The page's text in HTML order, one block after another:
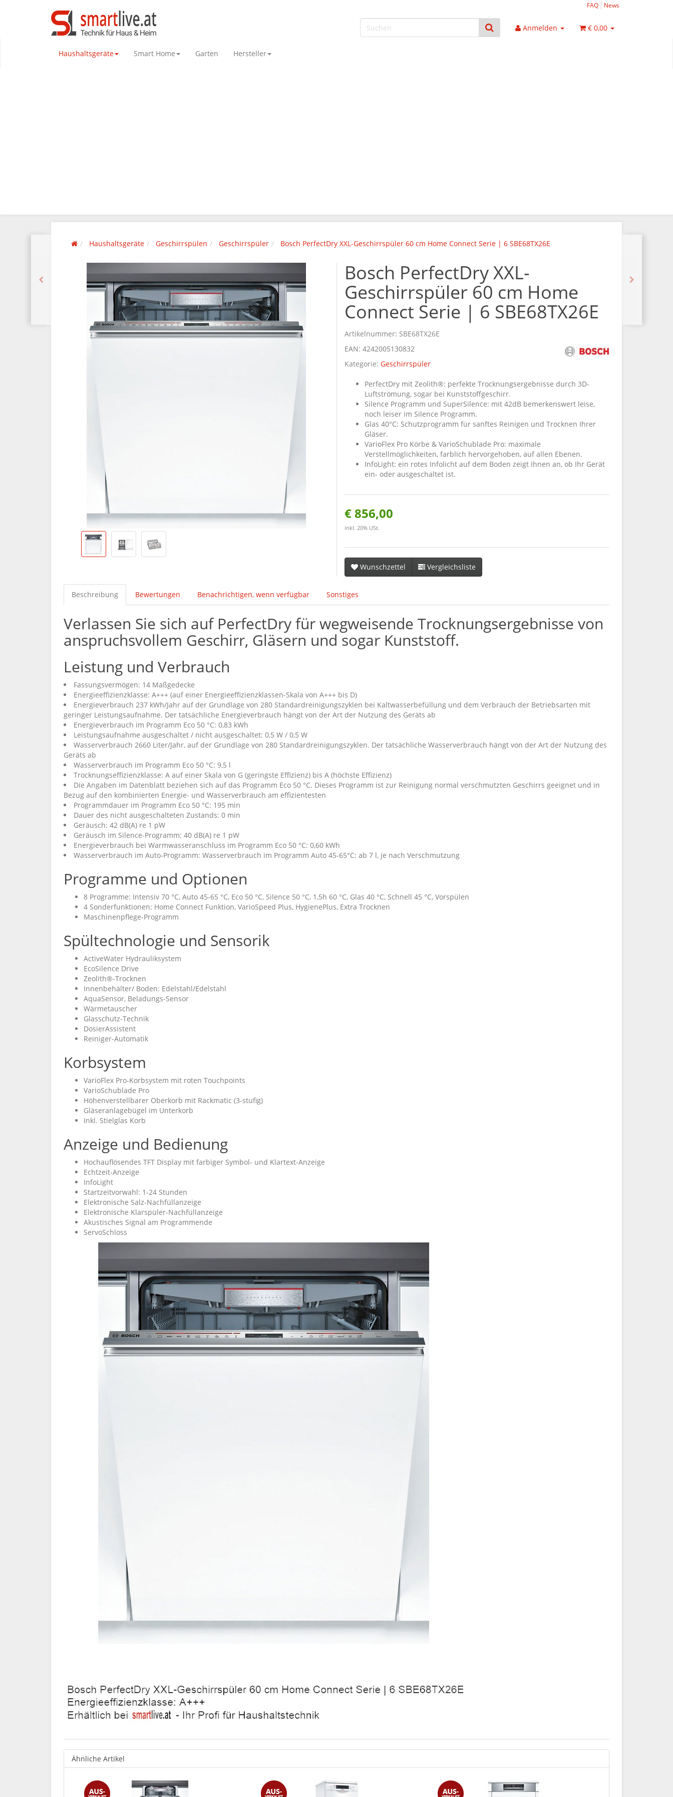
FAQ News
Anmelden € 0,00
Haushaltsgeräte Smart Home Garten Hersteller
Haushaltsgeräte Geschirrspülen Geschirrspüler Bosch PerfectDry XXL-Geschirrspüler 60 cm Home Connect Serie | 6 SBE68TX26E
Bosch PerfectDry XXL-
Geschirrspüler 60 cm Home
Connect Serie | 6 SBE68TX26E
Artikelnummer: SBE68TX26E
EAN: 4242005130832
Kategorie: Geschirrspüler
PerfectDry mit Zeolith®: perfekte Trocknungsergebnisse durch 3D-
Luftströmung, sogar bei Kunststoffgeschirr.
Silence Programm und SuperSilence: mit 42dB bemerkenswert leise,
noch leiser im Silence Programm.
Glas 40°C: Schutzprogramm für sanftes Reinigen und Trocknen Ihrer
Gläser.
VarioFlex Pro Körbe & VarioSchublade Pro: maximale
Verstellmöglichkeiten, farblich hervorgehoben, auf allen Ebenen.
InfoLight: ein rotes Infolicht auf dem Boden zeigt Ihnen an, ob Ihr Gerät
ein- oder ausgeschaltet ist.
€ 856,00
inkl. 20% USt.
Wunschzettel Vergleichsliste
Beschreibung Bewertungen Benachrichtigen, wenn verfügbar Sonstiges
Verlassen Sie sich auf PerfectDry für wegweisende Trocknungsergebnisse von
anspruchsvollem Geschirr, Gläsern und sogar Kunststoff.
Leistung und Verbrauch
Fassungsvermögen: 14 Maßgedecke
Energieeffizienzklasse: A+++ (auf einer Energieeffizienzklassen-Skala von A+++ bis D)
Energieverbrauch 237 kWh/Jahr auf der Grundlage von 280 Standardreinigungszyklen bei Kaltwasserbefüllung und dem Verbrauch der Betriebsarten mit
geringer Leistungsaufnahme. Der tatsächliche Energieverbrauch hängt von der Art der Nutzung des Geräts ab
Energieverbrauch im Programm Eco 50 °C: 0,83 kWh
Leistungsaufnahme ausgeschaltet / nicht ausgeschaltet: 0,5 W / 0,5 W
Wasserverbrauch 2660 Liter/Jahr, auf der Grundlage von 280 Standardreinigungszyklen. Der tatsächliche Wasserverbrauch hängt von der Art der Nutzung des
Geräts ab
Wasserverbrauch im Programm Eco 50 °C: 9,5 l
Trocknungseffizienzklasse: A auf einer Skala von G (geringste Effizienz) bis A (höchste Effizienz)
Die Angaben im Datenblatt beziehen sich auf das Programm Eco 50 °C. Dieses Programm ist zur Reinigung normal verschmutzten Geschirrs geeignet und in
Bezug auf den kombinierten Energie- und Wasserverbrauch am effizientesten
Programmdauer im Programm Eco 50 °C: 195 min
Dauer des nicht ausgeschalteten Zustands: 0 min
Geräusch: 42 dB(A) re 1 pW
Geräusch im Silence-Programm: 40 dB(A) re 1 pW
Energieverbrauch bei Warmwasseranschluss im Programm Eco 50 °C: 0,60 kWh
Wasserverbrauch im Auto-Programm: Wasserverbrauch im Programm Auto 45-65°C: ab 7 l, je nach Verschmutzung
Programme und Optionen
8 Programme: Intensiv 70 °C, Auto 45-65 °C, Eco 50 °C, Silence 50 °C, 1,5h 60 °C, Glas 40 °C, Schnell 45 °C, Vorspülen
4 Sonderfunktionen: Home Connect Funktion, VarioSpeed Plus, HygienePlus, Extra Trocknen
Maschinenpflege-Programm
Spültechnologie und Sensorik
ActiveWater Hydrauliksystem
EcoSilence Drive
Zeolith®-Trocknen
Innenbehälter/ Boden: Edelstahl/Edelstahl
AquaSensor, Beladungs-Sensor
Wärmetauscher
Glasschutz-Technik
DosierAssistent
Reiniger-Automatik
Korbsystem
VarioFlex Pro-Korbsystem mit roten Touchpoints
VarioSchublade Pro
Höhenverstellbarer Oberkorb mit Rackmatic (3-stufig)
Gläseranlagebügel im Unterkorb
Inkl. Stielglas Korb
Anzeige und Bedienung
Hochauflösendes TFT Display mit farbiger Symbol- und Klartext-Anzeige
Echtzeit-Anzeige
InfoLight
Startzeitvorwahl: 1-24 Stunden
Elektronische Salz-Nachfüllanzeige
Elektronische Klarspüler-Nachfüllanzeige
Akustisches Signal am Programmende
ServoSchloss
Ähnliche Artikel